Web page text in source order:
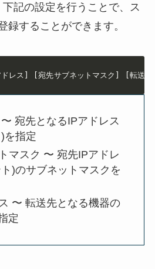
記の設定を行うことで、ス
録することができます。
ス] [宛先サブネットマスク] [転送先
宛先となるIPアドレス
を指定
マスク 〜 宛先IPアドレ
)のサブネットマスクを
〜 転送先となる機器の
定